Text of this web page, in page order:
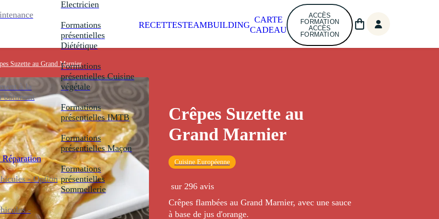
à la
bâtiment
- Option
-
Electricien
Formations
présentielles
Diététique
Formations
présentielles Cuisine
végétale
Formations
présentielles IMTB
Formations
présentielles Maçon
Formations
présentielles
Sommellerie
RECETTESTEAMBUILDING
CARTE
CADEAU
ACCÈS
FORMATION
ACCÈS
FORMATION
Suzette au Grand Marnier
Crêpes Suzette au
Grand Marnier
Cuisine Européenne
sur 296 avis
Crêpes flambées au Grand Marnier, avec une sauce
à base de jus d'orange.